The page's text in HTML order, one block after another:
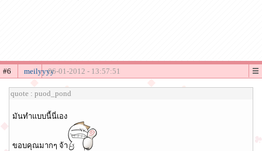
#6 meilyyyy06-01-2012 - 13:57:51
quote : puod_pond
มันทำแบบนี้นี่เอง
ขอบคุณมากๆ จ้า